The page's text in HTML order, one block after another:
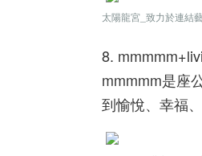
太陽龍宮_致力於連結
8.
mmmmm是座
到愉悅、幸福